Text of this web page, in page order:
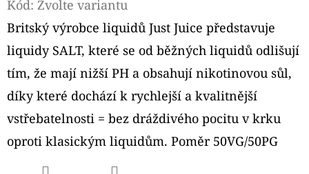
Kód: Zvolte variantu
Britský výrobce liquidů Just Juice představuje
liquidy SALT, které se od běžných liquidů odlišují
tím, že mají nižší PH a obsahují nikotinovou sůl,
díky které dochází k rychlejší a kvalitnější
vstřebatelnosti = bez dráždivého pocitu v krku
oproti klasickým liquidům. Poměr 50VG/50PG
P
O
R
U
Č
U
J
E
M